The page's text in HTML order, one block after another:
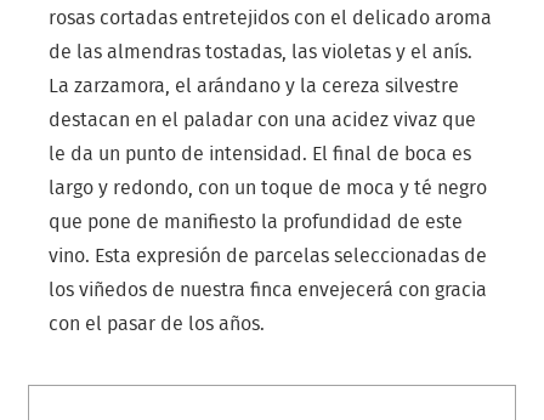
rosas cortadas entretejidos con el delicado aroma
de las almendras tostadas, las violetas y el anís.
La zarzamora, el arándano y la cereza silvestre
destacan en el paladar con una acidez vivaz que
le da un punto de intensidad. El final de boca es
largo y redondo, con un toque de moca y té negro
que pone de manifiesto la profundidad de este
vino. Esta expresión de parcelas seleccionadas de
los viñedos de nuestra finca envejecerá con gracia
con el pasar de los años.